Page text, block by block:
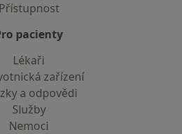
Přístupnost
pacienty
Lékaři
zařízení
a odpovědi
Služby
Nemoci